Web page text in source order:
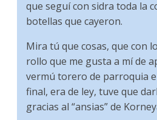
que seguí con sidra toda la
botellas que cayeron.
Mira tú que cosas, que con
rollo que me gusta a mí de
vermú torero de parroquia
final, era de ley, tuve que
gracias al “ansias” de